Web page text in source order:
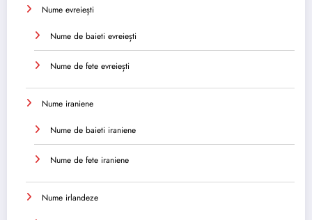
Nume evreiești
Nume de baieti evreiești
Nume de fete evreiești
Nume iraniene
Nume de baieti iraniene
Nume de fete iraniene
Nume irlandeze